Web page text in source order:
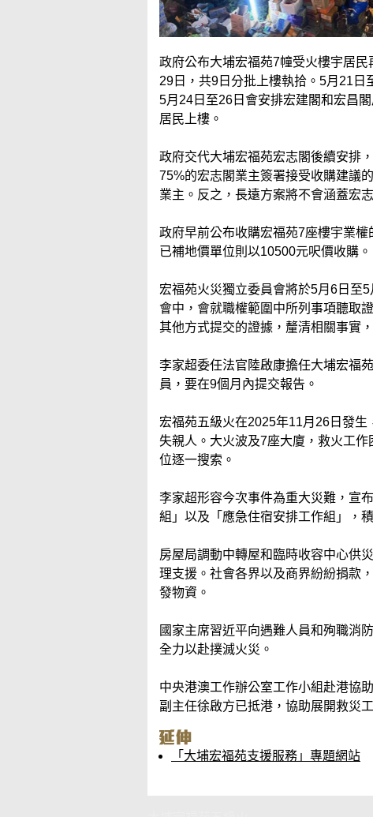
政府公布大埔宏福苑7幢受火樓宇居
29日，共9日分批上樓執拾。5月21日
5月24日至26日會安排宏建閣和宏昌
居民上樓。
政府交代大埔宏福苑宏志閣後續安排
75%的宏志閣業主簽署接受收購建議
業主。反之，長遠方案將不會涵蓋宏志
政府早前公布收購宏福苑7座樓宇業
已補地價單位則以10500元呎價收購。
宏福苑火災獨立委員會將於5月6日至
會中，會就職權範圍中所列事項聽取
其他方式提交的證據，釐清相關事實
李家超委任法官陸啟康擔任大埔宏福
員，要在9個月內提交報告。
宏福苑五級火在2025年11月26日發
失親人。大火波及7座大廈，救火工
位逐一搜索。
李家超形容今次事件為重大災難，宣
組」以及「應急住宿安排工作組」，
房屋局調動中轉屋和臨時收容中心供
理支援。社會各界以及商界紛紛捐款
發物資。
國家主席習近平向遇難人員和殉職消
全力以赴撲滅火災。
中央港澳工作辦公室工作小組赴港協
副主任徐啟方已抵港，協助展開救災工
「大埔宏福苑支援服務」專題網站